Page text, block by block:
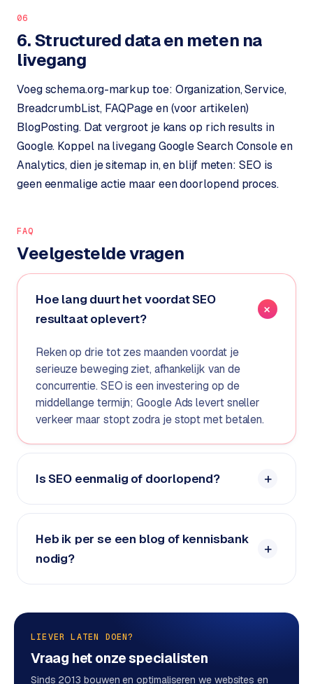
P
r
e
s
s
e
b
s
i
M
w
e
b
i
t
e
ERP &
u
s
n
e
s
C
06
6. Structured data en meten na
livegang
Voeg schema.org-markup toe: Organization, Service,
BreadcrumbList, FAQPage en (voor artikelen)
BlogPosting. Dat vergroot je kans op rich results in
Google. Koppel na livegang Google Search Console en
Analytics, dien je sitemap in, en blijf meten: SEO is
geen eenmalige actie maar een doorlopend proces.
FAQ
Veelgestelde vragen
Hoe lang duurt het voordat SEO
resultaat oplevert?
Reken op drie tot zes maanden voordat je
serieuze beweging ziet, afhankelijk van de
concurrentie. SEO is een investering op de
middellange termijn; Google Ads levert sneller
verkeer maar stopt zodra je stopt met betalen.
Is SEO eenmalig of doorlopend?
Heb ik per se een blog of kennisbank
nodig?
LIEVER LATEN DOEN?
Vraag het onze specialisten
Sinds 2013 bouwen en optimaliseren we websites en